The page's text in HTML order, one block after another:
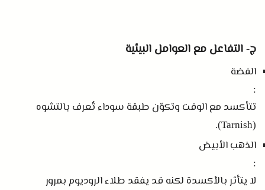
ج- التفاعل مع العوامل البيئية
الفضة
:
تتأكسد مع الوقت وتكوّن طبقة سوداء تُعرف بالتشوه
(Tarnish).
الذهب الأبيض
:
لا يتأثر بالأكسدة لكنه قد يفقد طلاء الروديوم بمرور